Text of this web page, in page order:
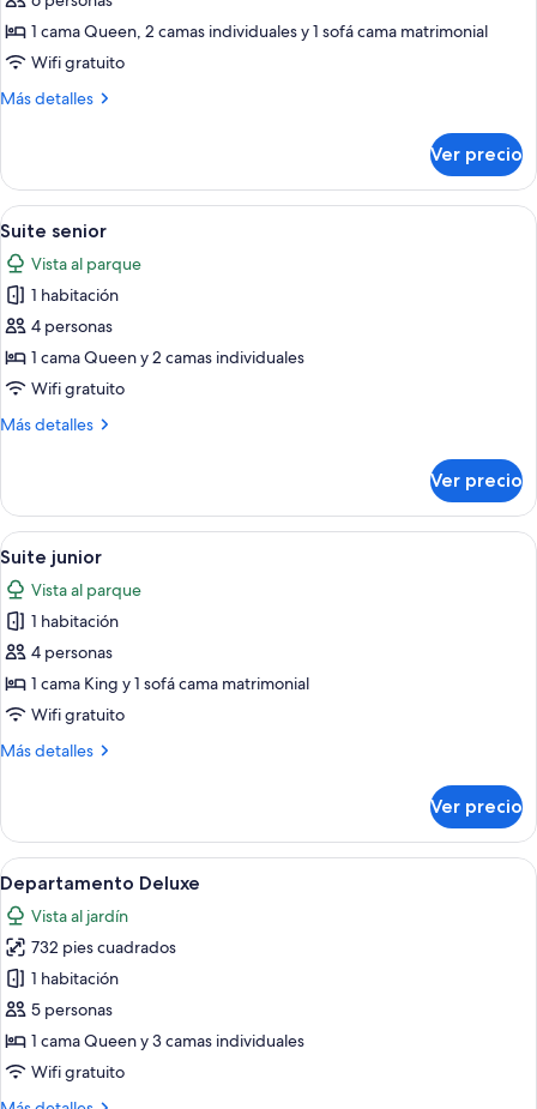
Departamento
superior
1 cama Queen, 2 camas individuales y 1 sofá cama matrimonial
Wifi gratuito
Más detalles
Más
superior
Ver precio
Abrir
todas
las
fotos
de
Suite
senior
Un dormitorio con una cama
8
Suite senior
Vista al parque
1 habitación
4 personas
1 cama Queen y 2 camas individuales
Wifi gratuito
Más detalles
Más
senior
Ver precio
Abrir
todas
las
fotos
de
Suite
junior
Un dormitorio con techo de madera,
8
Suite junior
Vista al parque
1 habitación
4 personas
1 cama King y 1 sofá cama matrimonial
Wifi gratuito
Más detalles
Más
junior
Ver precio
Abrir
todas
las
fotos
de
Departamento
Deluxe
Departamento Deluxe | Detalle
4
Departamento Deluxe
Vista al jardín
732 pies cuadrados
1 habitación
5 personas
1 cama Queen y 3 camas individuales
Wifi gratuito